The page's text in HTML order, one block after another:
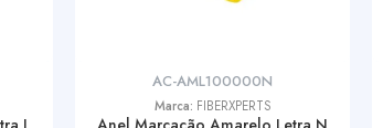
AC-AML100000N
Marca: FIBERXPERTS